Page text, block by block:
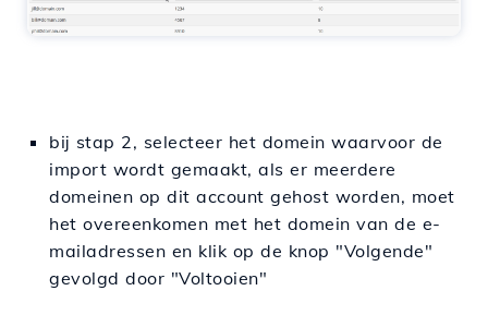
bij stap 2, selecteer het domein waarvoor de
import wordt gemaakt, als er meerdere
domeinen op dit account gehost worden, moet
het overeenkomen met het domein van de e-
mailadressen en klik op de knop "Volgende"
gevolgd door "Voltooien"